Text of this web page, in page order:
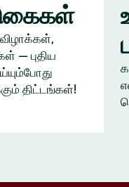
— புதிய
திட்டங்கள்!